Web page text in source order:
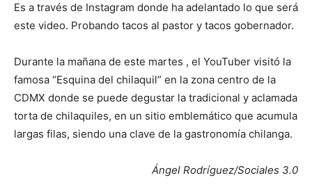
Es a través de Instagram donde ha adelantado lo que será
este video. Probando tacos al pastor y tacos gobernador.
Durante la mañana de este martes , el YouTuber visitó la
famosa “Esquina del chilaquil” en la zona centro de la
CDMX donde se puede degustar la tradicional y aclamada
torta de chilaquiles, en un sitio emblemático que acumula
largas filas, siendo una clave de la gastronomía chilanga.
Ángel Rodríguez/Sociales 3.0